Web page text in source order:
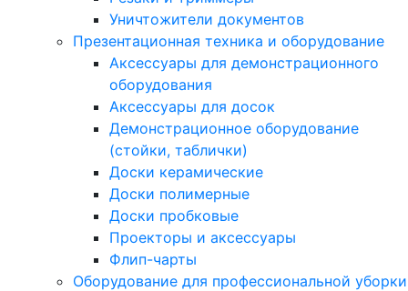
Уничтожители документов
Презентационная техника и оборудование
Аксессуары для демонстрационного
оборудования
Аксессуары для досок
Демонстрационное оборудование
(стойки, таблички)
Доски керамические
Доски полимерные
Доски пробковые
Проекторы и аксессуары
Флип-чарты
Оборудование для профессиональной уборки